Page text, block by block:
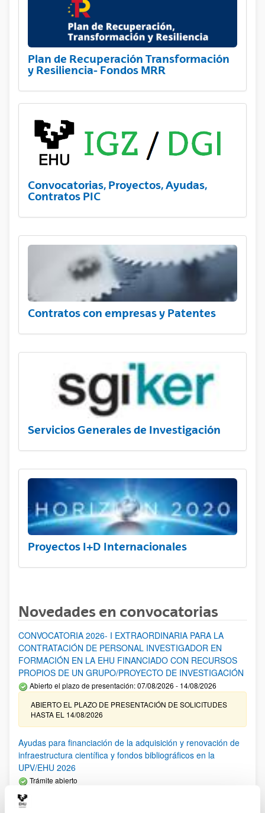
Plan de Recuperación Transformación
y Resiliencia- Fondos MRR
Convocatorias, Proyectos, Ayudas,
Contratos PIC
Contratos con empresas y Patentes
Servicios Generales de Investigación
Proyectos I+D Internacionales
Novedades en convocatorias
CONVOCATORIA 2026- I EXTRAORDINARIA PARA LA
CONTRATACIÓN DE PERSONAL INVESTIGADOR EN
FORMACIÓN EN LA EHU FINANCIADO CON RECURSOS
PROPIOS DE UN GRUPO/PROYECTO DE INVESTIGACIÓN
Abierto el plazo de presentación: 07/08/2026 - 14/08/2026
ABIERTO EL PLAZO DE PRESENTACIÓN DE SOLICITUDES
HASTA EL 14/08/2026
Ayudas para financiación de la adquisición y renovación de
infraestructura científica y fondos bibliográficos en la
UPV/EHU 2026
Trámite abierto